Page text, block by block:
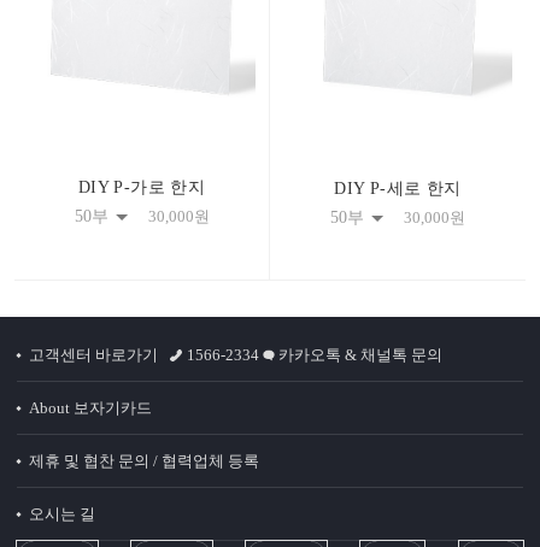
DIY P-가로 한지
50부
30,000원
DIY P-세로 한지
50부
30,000원
고객센터 바로가기 1566-2334 카카오톡 & 채널톡 문의
About 보자기카드
제휴 및 협찬 문의 / 협력업체 등록
오시는 길